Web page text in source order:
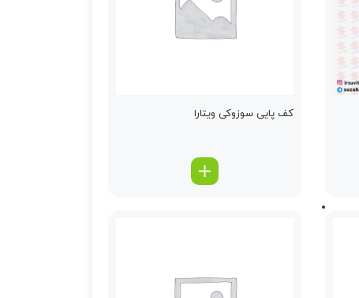
كف پایی سوزوکی ویتارا